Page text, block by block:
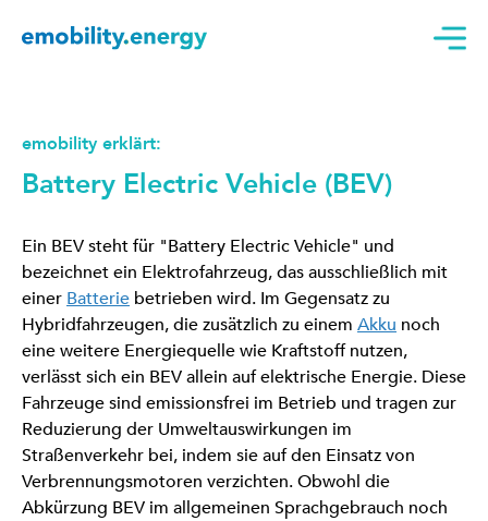
emobility erklärt:
Battery Electric Vehicle (BEV)
Ein BEV steht für "Battery Electric Vehicle" und
bezeichnet ein Elektrofahrzeug, das ausschließlich mit
einer Batterie betrieben wird. Im Gegensatz zu
Hybridfahrzeugen, die zusätzlich zu einem Akku noch
eine weitere Energiequelle wie Kraftstoff nutzen,
verlässt sich ein BEV allein auf elektrische Energie. Diese
Fahrzeuge sind emissionsfrei im Betrieb und tragen zur
Reduzierung der Umweltauswirkungen im
Straßenverkehr bei, indem sie auf den Einsatz von
Verbrennungsmotoren verzichten. Obwohl die
Abkürzung BEV im allgemeinen Sprachgebrauch noch